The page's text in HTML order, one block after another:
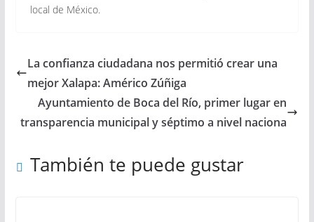
local de México.
La confianza ciudadana nos permitió crear una
mejor Xalapa: Américo Zúñiga
Ayuntamiento de Boca del Río, primer lugar en
transparencia municipal y séptimo a nivel naciona
También te puede gustar